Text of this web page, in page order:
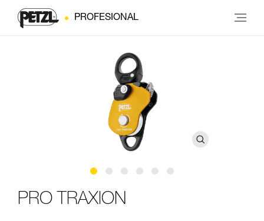
PROFESIONAL
PRO TRAXION